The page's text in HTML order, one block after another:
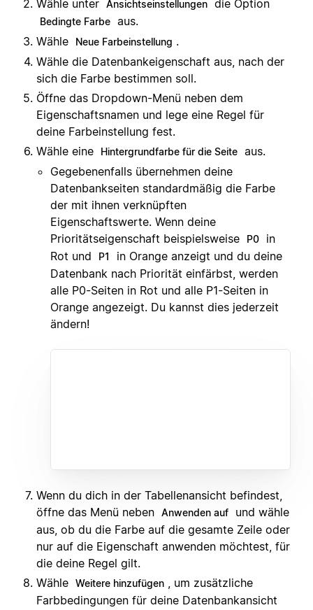
Wähle unter Ansichtseinstellungen die Option
Bedingte Farbe aus.
Wähle
Neue Farbeinstellung .
Wähle die Datenbankeigenschaft aus, nach der
sich die Farbe bestimmen soll.
Öffne das Dropdown-Menü neben dem
Eigenschaftsnamen und lege eine Regel für
deine Farbeinstellung fest.
Wähle eine
Hintergrundfarbe für die Seite aus.
Gegebenenfalls übernehmen deine
Datenbankseiten standardmäßig die Farbe
der mit ihnen verknüpften
Eigenschaftswerte. Wenn deine
Prioritätseigenschaft beispielsweise
P0
in
Rot und
P1
in Orange anzeigt und du deine
Datenbank nach Priorität einfärbst, werden
alle P0-Seiten in Rot und alle P1-Seiten in
Orange angezeigt. Du kannst dies jederzeit
ändern!
Wenn du dich in der Tabellenansicht befindest,
öffne das Menü neben Anwenden auf
und wähle
aus, ob du die Farbe auf die gesamte Zeile oder
nur auf die Eigenschaft anwenden möchtest, für
die deine Regel gilt.
Wähle Weitere hinzufügen
, um zusätzliche
Farbbedingungen für deine Datenbankansicht